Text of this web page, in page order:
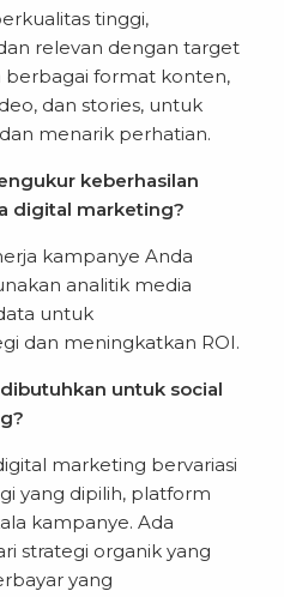
tinggi,
relevan dengan target
berbagai format konten,
dan stories, untuk
menarik perhatian.
keberhasilan
digital marketing?
kampanye Anda
analitik media
untuk
dan meningkatkan ROI.
untuk social
marketing bervariasi
yang dipilih, platform
kampanye. Ada
strategi organik yang
yang